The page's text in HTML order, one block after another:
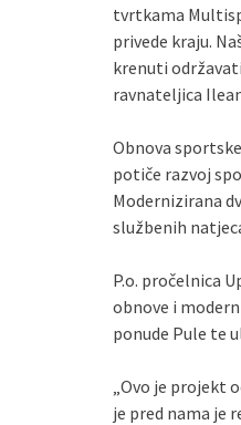
tvrtkama
privede kraju.
krenuti
ravnateljica
Obnova
potiče razvoj
Modernizirana
službenih
P.o. pročelnica
obnove i
ponude Pule te
„Ovo je projekt
je pred nama je